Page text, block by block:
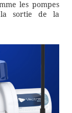
les pompes
la sortie de la